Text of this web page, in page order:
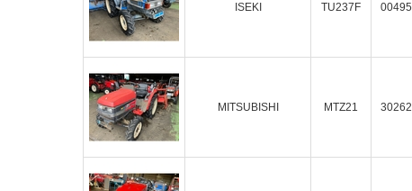
ISEKI TU237F 00495
MITSUBISHI MTZ21 30262